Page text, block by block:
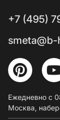
+7 (495)
Ежедневно с
Москва,